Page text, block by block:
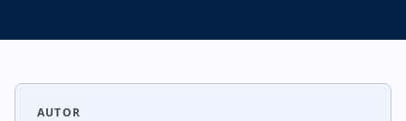
AUTOR